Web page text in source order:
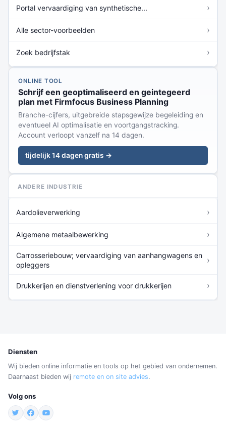
Portal vervaardiging van synthetische... ›
Alle sector-voorbeelden ›
Zoek bedrijfstak ›
ONLINE TOOL
Schrijf een geoptimaliseerd en geintegeerd
plan met Firmfocus Business Planning
Branche-cijfers, uitgebreide stapsgewijze begeleiding en
eventueel AI optimalisatie en voortgangstracking.
Account verloopt vanzelf na 14 dagen.
tijdelijk 14 dagen gratis →
ANDERE INDUSTRIE
Aardolieverwerking ›
Algemene metaalbewerking ›
Carrosseriebouw; vervaardiging van aanhangwagens en
opleggers
›
Drukkerijen en dienstverlening voor drukkerijen ›
Diensten
Wij bieden online informatie en tools op het gebied van ondernemen.
Daarnaast bieden wij remote en on site advies.
Volg ons